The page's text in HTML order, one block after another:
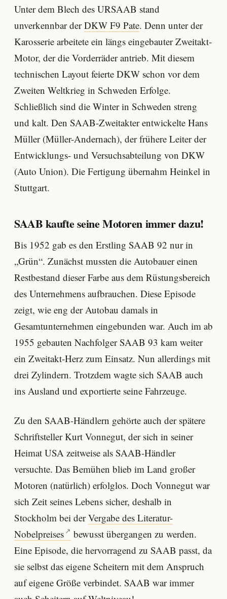
Unter dem Blech des URSAAB stand
unverkennbar derDKW F9 Pate. Denn unter der
Karosserie arbeitete ein längs eingebauter Zweitakt-
Motor, der die Vorderräder antrieb. Mit diesem
technischen Layout feierte DKW schon vor dem
Zweiten Weltkrieg in Schweden Erfolge.
Schließlich sind die Winter in Schweden streng
und kalt. Den SAAB-Zweitakter entwickelte Hans
Müller (Müller-Andernach), der frühere Leiter der
Entwicklungs- und Versuchsabteilung von DKW
(Auto Union). Die Fertigung übernahm Heinkel in
Stuttgart.
SAAB kaufte seine Motoren immer dazu!
Bis 1952 gab es den Erstling SAAB 92 nur in
„Grün“. Zunächst mussten die Autobauer einen
Restbestand dieser Farbe aus dem Rüstungsbereich
des Unternehmens aufbrauchen. Diese Episode
zeigt, wie eng der Autobau damals in
Gesamtunternehmen eingebunden war. Auch im ab
1955 gebauten Nachfolger SAAB 93 kam weiter
ein Zweitakt-Herz zum Einsatz. Nun allerdings mit
drei Zylindern. Trotzdem wagte sich SAAB auch
ins Ausland und exportierte seine Fahrzeuge.
Zu den SAAB-Händlern gehörte auch der spätere
Schriftsteller Kurt Vonnegut, der sich in seiner
Heimat USA zeitweise als SAAB-Händler
versuchte. Das Bemühen blieb im Land großer
Motoren (natürlich) erfolglos. Doch Vonnegut war
sich Zeit seines Lebens sicher, deshalb in
Stockholm bei derVergabe des Literatur-
Nobelpreises
bewusst übergangen zu werden.
Eine Episode, die hervorragend zu SAAB passt, da
sie selbst das eigene Scheitern mit dem Anspruch
auf eigene Größe verbindet. SAAB war immer